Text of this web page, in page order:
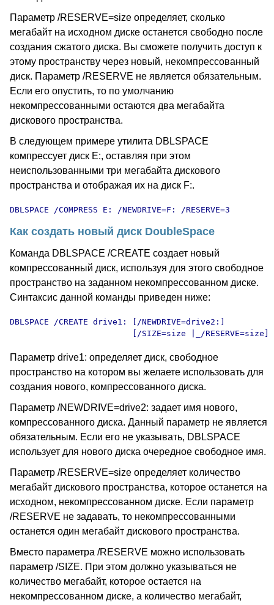
Параметр /RESERVE=size определяет, сколько
мегабайт на исходном диске останется свободно после
создания сжатого диска. Вы сможете получить доступ к
этому пространству через новый, некомпрессованный
диск. Параметр /RESERVE не является обязательным.
Если его опустить, то по умолчанию
некомпрессованными остаются два мегабайта
дискового пространства.
В следующем примере утилита DBLSPACE
компрессует диск E:, оставляя при этом
неиспользованными три мегабайта дискового
пространства и отображая их на диск F:.
DBLSPACE /COMPRESS E: /NEWDRIVE=F: /RESERVE=3
Как создать новый диск DoubleSpace
Команда DBLSPACE /CREATE создает новый
компрессованный диск, используя для этого свободное
пространство на заданном некомпрессованном диске.
Синтаксис данной команды приведен ниже:
DBLSPACE /CREATE drive1: [/NEWDRIVE=drive2:]
                         [/SIZE=size |_/RESERVE=size]
Параметр drive1: определяет диск, свободное
пространство на котором вы желаете использовать для
создания нового, компрессованного диска.
Параметр /NEWDRIVE=drive2: задает имя нового,
компрессованного диска. Данный параметр не является
обязательным. Если его не указывать, DBLSPACE
использует для нового диска очередное свободное имя.
Параметр /RESERVE=size определяет количество
мегабайт дискового пространства, которое останется на
исходном, некомпрессованном диске. Если параметр
/RESERVE не задавать, то некомпрессованными
останется один мегабайт дискового пространства.
Вместо параметра /RESERVE можно использовать
параметр /SIZE. При этом должно указываться не
количество мегабайт, которое остается на
некомпрессованном диске, а количество мегабайт,